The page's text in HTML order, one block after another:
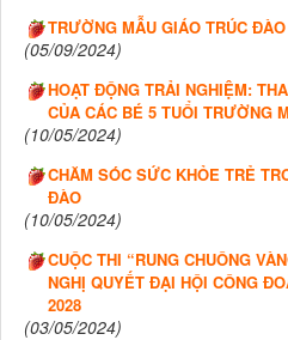
TRƯỜNG MẪU GIÁO TRÚC
(05/09/2024)
HOẠT ĐỘNG TRẢI NGHIỆM:
CỦA CÁC BÉ 5 TUỔI TRƯỜNG
(10/05/2024)
CHĂM SÓC SỨC KHỎE TRẺ
ĐÀO
(10/05/2024)
CUỘC THI “RUNG CHUÔNG
NGHỊ QUYẾT ĐẠI HỘI CÔNG
2028
(03/05/2024)